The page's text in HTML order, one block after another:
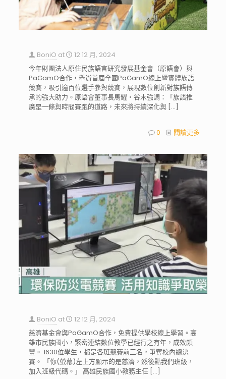
BoniO at
12 12 月, 2024
今年財團法人原住民族語言研究發展基金會（原語會）與
PaGamO合作，舉辦首屆全國PaGamO線上暨實體族語
競賽，吸引逾百位選手參與競賽，展現數位創新對族語傳
承的強大助力。原語會董事長馬耀・谷木強調：「族語推
廣是一條與時間賽跑的道路，未來將持續深化與 […]
0 閱讀更多
BoniO at
12 12 月, 2024
慈濟基金會與PaGamO合作，免費提供學校線上學習。高
雄市民族國小，緊密連結數位教學已經行之有年，成效頗
豐。 1630位學生，都是各班競賽前三名，爭奪校內總決
賽。 「你(螢幕)左上方顯示的是慈濟，然後點我們班級，
加入班級代碼。」 高雄民族國小教務主任[…]